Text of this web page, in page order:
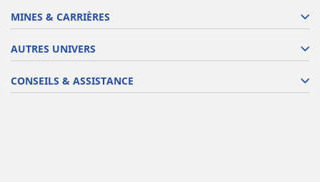
MINES & CARRIÈRES
AUTRES UNIVERS
CONSEILS & ASSISTANCE